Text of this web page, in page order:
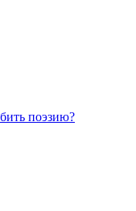
поэзию?